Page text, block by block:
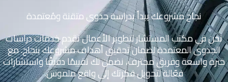
نجاح مشروعك يبدأ بدراسة جدوى متقنة ومُعتمدة
نحن في مكتب المستشار لتطوير الأعمال نقدم خدمات دراسات
الجدوى المعتمدة لضمان تحقيق أهداف مشروعك بنجاح. مع
خبرة واسعة وفريق محترف، نضمن لك تقييمًا دقيقًا واستشارات
فعّالة لتحويل فكرتك إلى واقع ملموس.